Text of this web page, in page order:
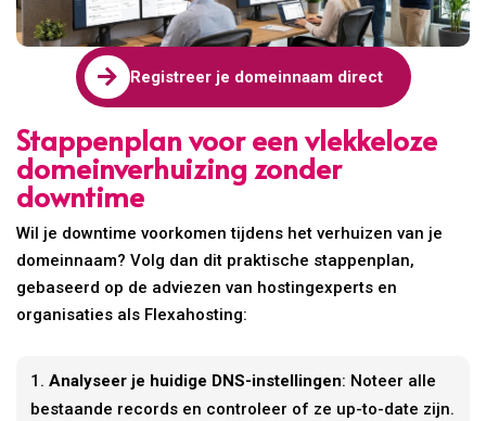
 Registreer je domeinnaam direct
Stappenplan voor een vlekkeloze
domeinverhuizing zonder
downtime
Wil je downtime voorkomen tijdens het verhuizen van je
domeinnaam? Volg dan dit praktische stappenplan,
gebaseerd op de adviezen van hostingexperts en
organisaties als Flexahosting:
Analyseer je huidige DNS-instellingen: Noteer alle
bestaande records en controleer of ze up-to-date zijn.